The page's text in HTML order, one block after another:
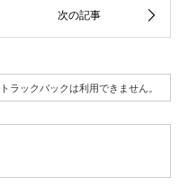
トラックバックは利用できません。